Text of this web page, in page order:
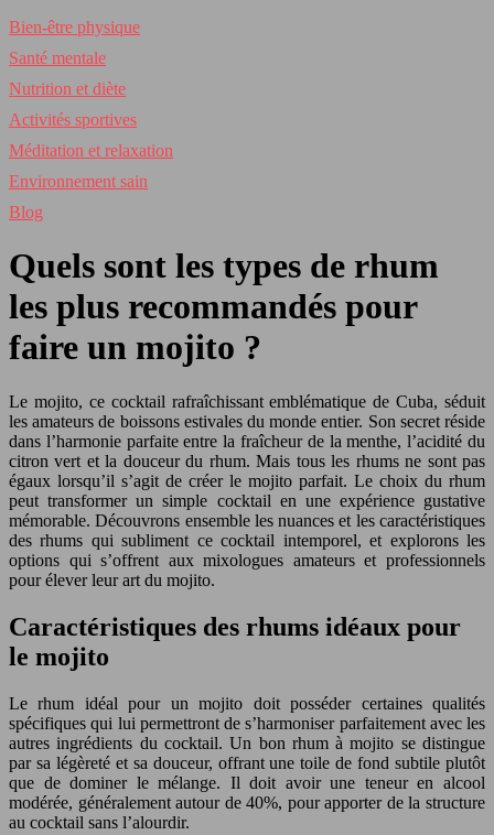
Bien-être physique
Santé mentale
Nutrition et diète
Activités sportives
Méditation et relaxation
Environnement sain
Blog
Quels sont les types de rhum
les plus recommandés pour
faire un mojito ?
Le mojito, ce cocktail rafraîchissant emblématique de Cuba, séduit
les amateurs de boissons estivales du monde entier. Son secret réside
dans l’harmonie parfaite entre la fraîcheur de la menthe, l’acidité du
citron vert et la douceur du rhum. Mais tous les rhums ne sont pas
égaux lorsqu’il s’agit de créer le mojito parfait. Le choix du rhum
peut transformer un simple cocktail en une expérience gustative
mémorable. Découvrons ensemble les nuances et les caractéristiques
des rhums qui subliment ce cocktail intemporel, et explorons les
options qui s’offrent aux mixologues amateurs et professionnels
pour élever leur art du mojito.
Caractéristiques des rhums idéaux pour
le mojito
Le rhum idéal pour un mojito doit posséder certaines qualités
spécifiques qui lui permettront de s’harmoniser parfaitement avec les
autres ingrédients du cocktail. Un bon rhum à mojito se distingue
par sa légèreté et sa douceur, offrant une toile de fond subtile plutôt
que de dominer le mélange. Il doit avoir une teneur en alcool
modérée, généralement autour de 40%, pour apporter de la structure
au cocktail sans l’alourdir.